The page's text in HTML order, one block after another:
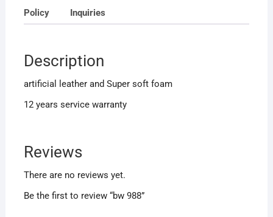
Policy Inquiries
Description
artificial leather and Super soft foam
12 years service warranty
Reviews
There are no reviews yet.
Be the first to review “bw 988”